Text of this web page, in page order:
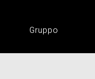
Gruppo